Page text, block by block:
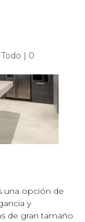
Todo | 0
una opción de
y
de gran tamaño